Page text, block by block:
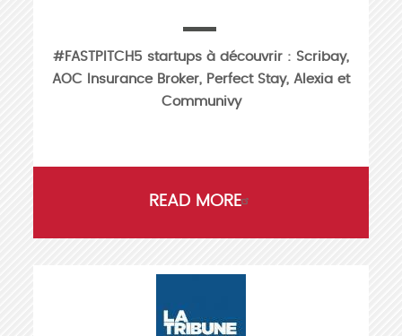
#FASTPITCH5 startups à découvrir : Scribay,
AOC Insurance Broker, Perfect Stay, Alexia et
Communivy
READ MORE